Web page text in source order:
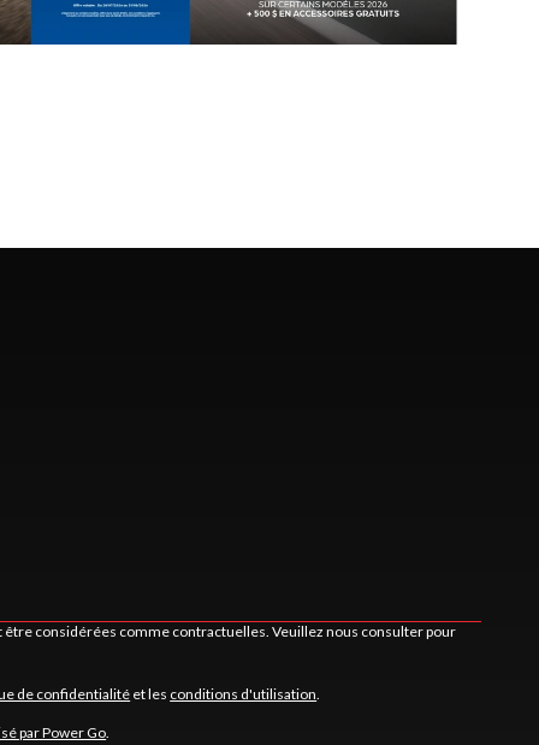
considérées comme contractuelles. Veuillez nous consulter pour
de confidentialité et les conditions d'utilisation
par Power Go